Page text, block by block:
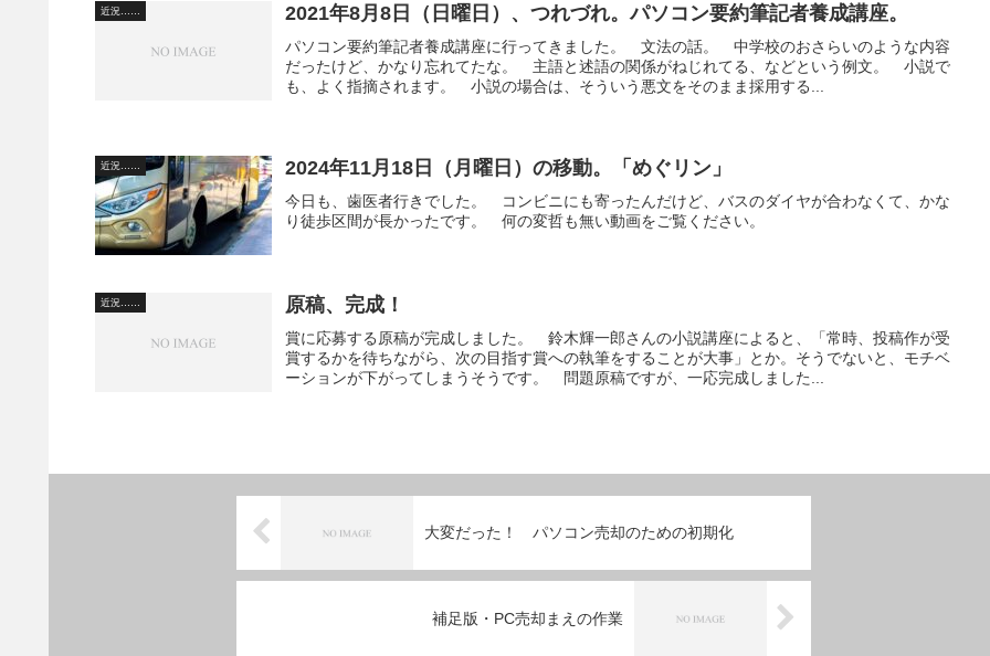
近況…… 2021年8月8日（日曜日）、つれづれ。パソコン要約筆記者養成講座。
パソコン要約筆記者養成講座に行ってきました。 文法の話。 中学校のおさらいのような内容
だったけど、かなり忘れてたな。 主語と述語の関係がねじれてる、などという例文。 小説で
も、よく指摘されます。 小説の場合は、そういう悪文をそのまま採用する...
近況…… 2024年11月18日（月曜日）の移動。「めぐリン」
今日も、歯医者行きでした。 コンビニにも寄ったんだけど、バスのダイヤが合わなくて、かな
り徒歩区間が長かったです。 何の変哲も無い動画をご覧ください。
近況…… 原稿、完成！
賞に応募する原稿が完成しました。 鈴木輝一郎さんの小説講座によると、「常時、投稿作が受
賞するかを待ちながら、次の目指す賞への執筆をすることが大事」とか。そうでないと、モチベ
ーションが下がってしまうそうです。 問題原稿ですが、一応完成しました...
大変だった！ パソコン売却のための初期化
補足版・PC売却まえの作業